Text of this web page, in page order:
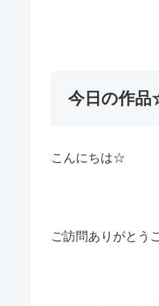
今日の作品
こんにちは☆
ご訪問ありがとう